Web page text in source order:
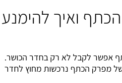
ואיך להימנע
אפשר לקבל לא רק בחדר הכושר.
מפרק הכתף נרכשות מחוץ לחדר